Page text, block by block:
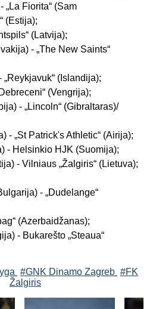
„La Fiorita“ (Sam
(Estija);
(Latvija);
- „The New Saints“
„Reykjavuk“ (Islandija);
(Vengrija);
- „Lincoln“ (Gibraltaras)/
- „St Patrick's Athletic“ (Airija);
- Helsinkio HJK (Suomija);
- Vilniaus „Žalgiris“ (Lietuva);
- „Dudelange“
(Azerbaidžanas);
- Bukarešto „Steaua“
#GNK Dinamo Zagreb #FK
Žalgiris